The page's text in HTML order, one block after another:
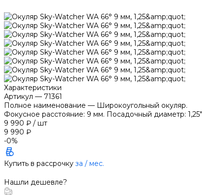
Характеристики
Артикул — 71361
Полное наименование — Широкоугольный окуляр.
Фокусное расстояние: 9 мм. Посадочный диаметр: 1,25"
9 990 ₽ / шт
9 990 ₽
-0%
Купить в рассрочку за / мес.
Нашли дешевле?